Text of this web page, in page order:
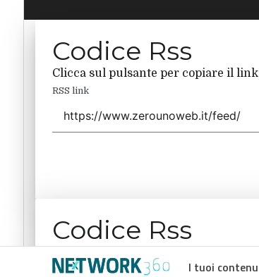
I tuoi
Codice Rss
Clicca sul pulsante per copiare il
RSS link
Codice Rss
RSS link